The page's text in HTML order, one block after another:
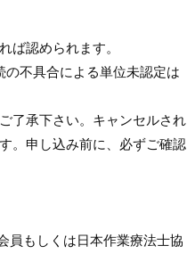
ば認められます。
の不具合による単位未認定は
了承下さい。キャンセルされ
。申し込み前に、 必ずご確認
員もしくは日本作業療法士協